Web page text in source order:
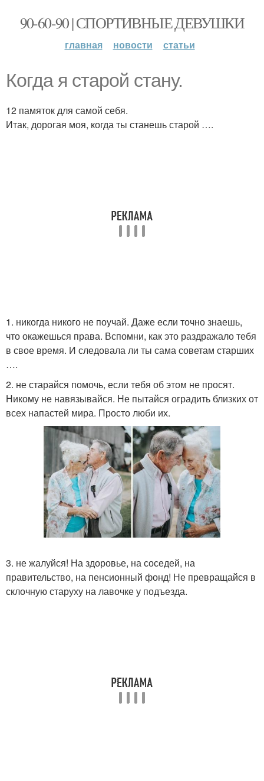
90-60-90 | СПОРТИВНЫЕ ДЕВУШКИ
главная новости статьи
Когда я старой стану.
12 памяток для самой себя.
Итак, дорогая моя, когда ты станешь старой ….
1. никогда никого не поучай. Даже если точно знаешь,
что окажешься права. Вспомни, как это раздражало тебя
в свое время. И следовала ли ты сама советам старших
….
2. не старайся помочь, если тебя об этом не просят.
Никому не навязывайся. Не пытайся оградить близких от
всех напастей мира. Просто люби их.
3. не жалуйся! На здоровье, на соседей, на
правительство, на пенсионный фонд! Не превращайся в
склочную старуху на лавочке у подъезда.